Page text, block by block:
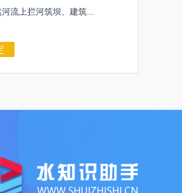
流上拦河筑坝、建筑...